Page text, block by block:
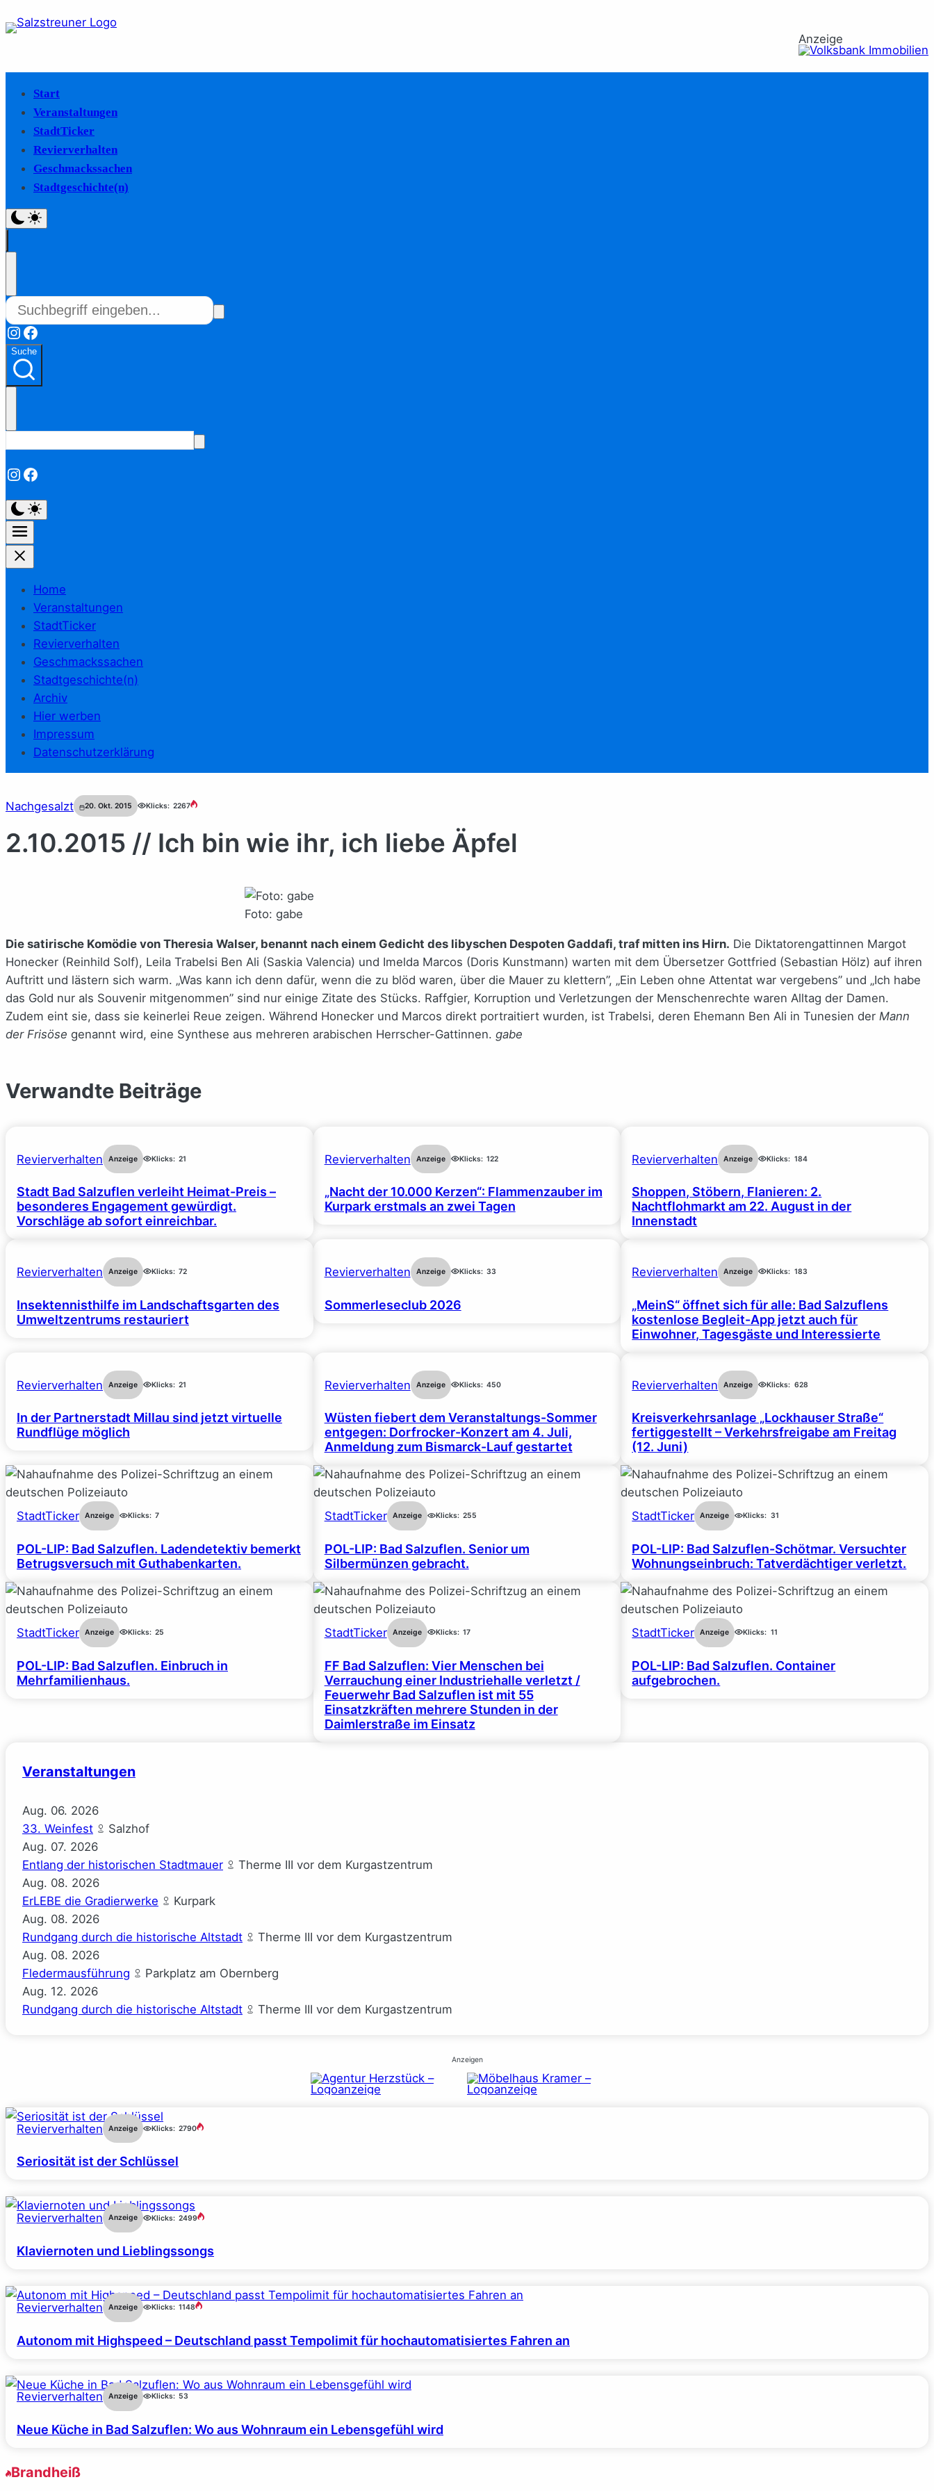
Anzeige
Start
Veranstaltungen
StadtTicker
Revierverhalten
Geschmackssachen
Stadtgeschichte(n)
Instagram
Facebook
Suche
Instagram
Facebook
Home
Veranstaltungen
StadtTicker
Revierverhalten
Geschmackssachen
Stadtgeschichte(n)
Archiv
Hier werben
Impressum
Datenschutzerklärung
Nachgesalzt 20. Okt. 2015 Klicks: 2267
2.10.2015 // Ich bin wie ihr, ich liebe Äpfel
Foto: gabe
Die satirische Komödie von Theresia Walser, benannt nach einem Gedicht des libyschen Despoten Gaddafi, traf mitten ins Hirn. Die Diktatorengattinnen Margot
Honecker (Reinhild Solf), Leila Trabelsi Ben Ali (Saskia Valencia) und Imelda Marcos (Doris Kunstmann) warten mit dem Übersetzer Gottfried (Sebastian Hölz) auf ihren
Auftritt und lästern sich warm. „Was kann ich denn dafür, wenn die zu blöd waren, über die Mauer zu klettern”, „Ein Leben ohne Attentat war vergebens” und „Ich habe
das Gold nur als Souvenir mitgenommen” sind nur einige Zitate des Stücks. Raffgier, Korruption und Verletzungen der Menschenrechte waren Alltag der Damen.
Zudem eint sie, dass sie keinerlei Reue zeigen. Während Honecker und Marcos direkt portraitiert wurden, ist Trabelsi, deren Ehemann Ben Ali in Tunesien der Mann
der Frisöse genannt wird, eine Synthese aus mehreren arabischen Herrscher-Gattinnen. gabe
Verwandte Beiträge
Revierverhalten Anzeige Klicks: 21
Stadt Bad Salzuflen verleiht Heimat-Preis –
besonderes Engagement gewürdigt.
Vorschläge ab sofort einreichbar.
Revierverhalten Anzeige Klicks: 122
„Nacht der 10.000 Kerzen“: Flammenzauber im
Kurpark erstmals an zwei Tagen
Revierverhalten Anzeige Klicks: 184
Shoppen, Stöbern, Flanieren: 2.
Nachtflohmarkt am 22. August in der
Innenstadt
Revierverhalten Anzeige Klicks: 72
Insektennisthilfe im Landschaftsgarten des
Umweltzentrums restauriert
Revierverhalten Anzeige Klicks: 33
Sommerleseclub 2026
Revierverhalten Anzeige Klicks: 183
„MeinS“ öffnet sich für alle: Bad Salzuflens
kostenlose Begleit-App jetzt auch für
Einwohner, Tagesgäste und Interessierte
Revierverhalten Anzeige Klicks: 21
In der Partnerstadt Millau sind jetzt virtuelle
Rundflüge möglich
Revierverhalten Anzeige Klicks: 450
Wüsten fiebert dem Veranstaltungs-Sommer
entgegen: Dorfrocker-Konzert am 4. Juli,
Anmeldung zum Bismarck-Lauf gestartet
Revierverhalten Anzeige Klicks: 628
Kreisverkehrsanlage „Lockhauser Straße“
fertiggestellt – Verkehrsfreigabe am Freitag
(12. Juni)
StadtTicker Anzeige Klicks: 7
POL-LIP: Bad Salzuflen. Ladendetektiv bemerkt
Betrugsversuch mit Guthabenkarten.
StadtTicker Anzeige Klicks: 255
POL-LIP: Bad Salzuflen. Senior um
Silbermünzen gebracht.
StadtTicker Anzeige Klicks: 31
POL-LIP: Bad Salzuflen-Schötmar. Versuchter
Wohnungseinbruch: Tatverdächtiger verletzt.
StadtTicker Anzeige Klicks: 25
POL-LIP: Bad Salzuflen. Einbruch in
Mehrfamilienhaus.
StadtTicker Anzeige Klicks: 17
FF Bad Salzuflen: Vier Menschen bei
Verrauchung einer Industriehalle verletzt /
Feuerwehr Bad Salzuflen ist mit 55
Einsatzkräften mehrere Stunden in der
Daimlerstraße im Einsatz
StadtTicker Anzeige Klicks: 11
POL-LIP: Bad Salzuflen. Container
aufgebrochen.
Veranstaltungen
Aug. 06. 2026
33. Weinfest
Salzhof
Aug. 07. 2026
Entlang der historischen Stadtmauer
Therme III vor dem Kurgastzentrum
Aug. 08. 2026
ErLEBE die Gradierwerke
Kurpark
Aug. 08. 2026
Rundgang durch die historische Altstadt
Therme III vor dem Kurgastzentrum
Aug. 08. 2026
Fledermausführung
Parkplatz am Obernberg
Aug. 12. 2026
Rundgang durch die historische Altstadt
Therme III vor dem Kurgastzentrum
Anzeigen
Revierverhalten Anzeige Klicks: 2790
Seriosität ist der Schlüssel
Revierverhalten Anzeige Klicks: 2499
Klaviernoten und Lieblingssongs
Revierverhalten Anzeige Klicks: 1148
Autonom mit Highspeed – Deutschland passt Tempolimit für hochautomatisiertes Fahren an
Revierverhalten Anzeige Klicks: 53
Neue Küche in Bad Salzuflen: Wo aus Wohnraum ein Lebensgefühl wird
Brandheiß